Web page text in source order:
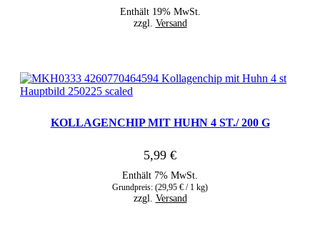
Enthält 19% MwSt.
zzgl. Versand
KOLLAGENCHIP MIT HUHN 4 ST./ 200 G
5,99 €
Enthält 7% MwSt.
Grundpreis: (29,95 € / 1 kg)
zzgl. Versand